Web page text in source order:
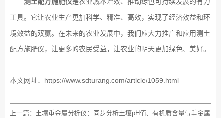
工具。它让农业生产更加科学、精准、高效，实现了经济效益和环
境效益的双赢。在未来的农业发展中，我们应大力推广和应用测土
配方施肥仪，让更多的农民受益，让农业的明天更加绿色、美好。
本文网址： https://www.sdturang.com/article/1059.html
上一篇： 土壤重金属分析仪：同步分析土壤pH值、有机质含量与重金属